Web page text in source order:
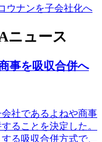
ウナンを子会社化へ
ニュース
事を吸収合併へ
社であるよねや商事
ることを決定した。
る吸収合併方式で、